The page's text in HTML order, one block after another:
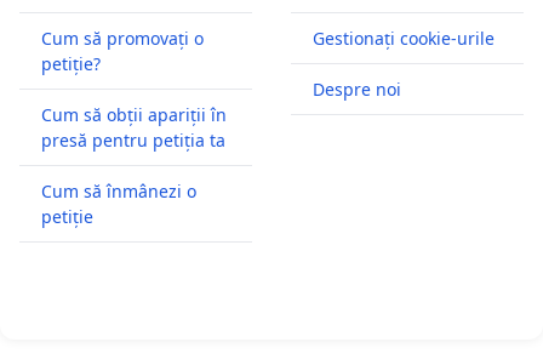
Cum să promovați o
petiție?
Cum să obții apariții în
presă pentru petiția ta
Cum să înmânezi o
petiție
Gestionați cookie-urile
Despre noi